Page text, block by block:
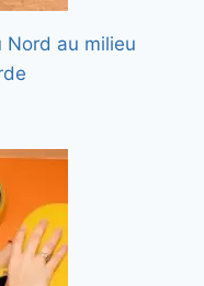
Nord au milieu